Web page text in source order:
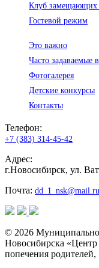
Клуб замещающих
Гостевой режим
Это важно
Часто задаваемые
Фотогалерея
Детские конкурсы
Контакты
Телефон:
+7 (383) 314-45-42
Адрес:
г.Новосибирск, ул.
Почта: dd_1_nsk@mail.ru
© 2026
Новосибирска
попечения